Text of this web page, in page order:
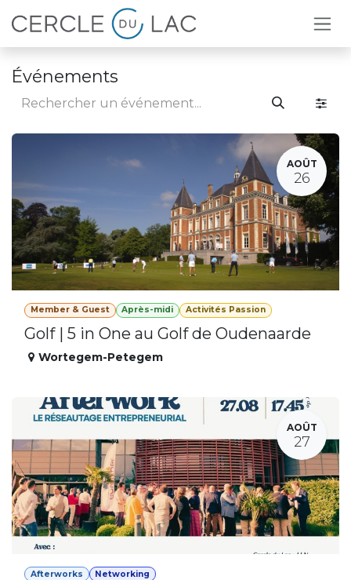
Se rendre au contenu
Événements
AOÛT
26
Member & Guest Après-midi Activités Passion
Golf | 5 in One au Golf de Oudenaarde
Wortegem-Petegem
AOÛT
27
Afterworks Networking